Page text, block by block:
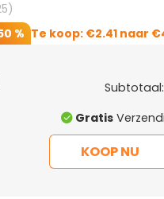
% Te koop: €2.41 naar
Subtotaal:
Gratis
KOOP NU